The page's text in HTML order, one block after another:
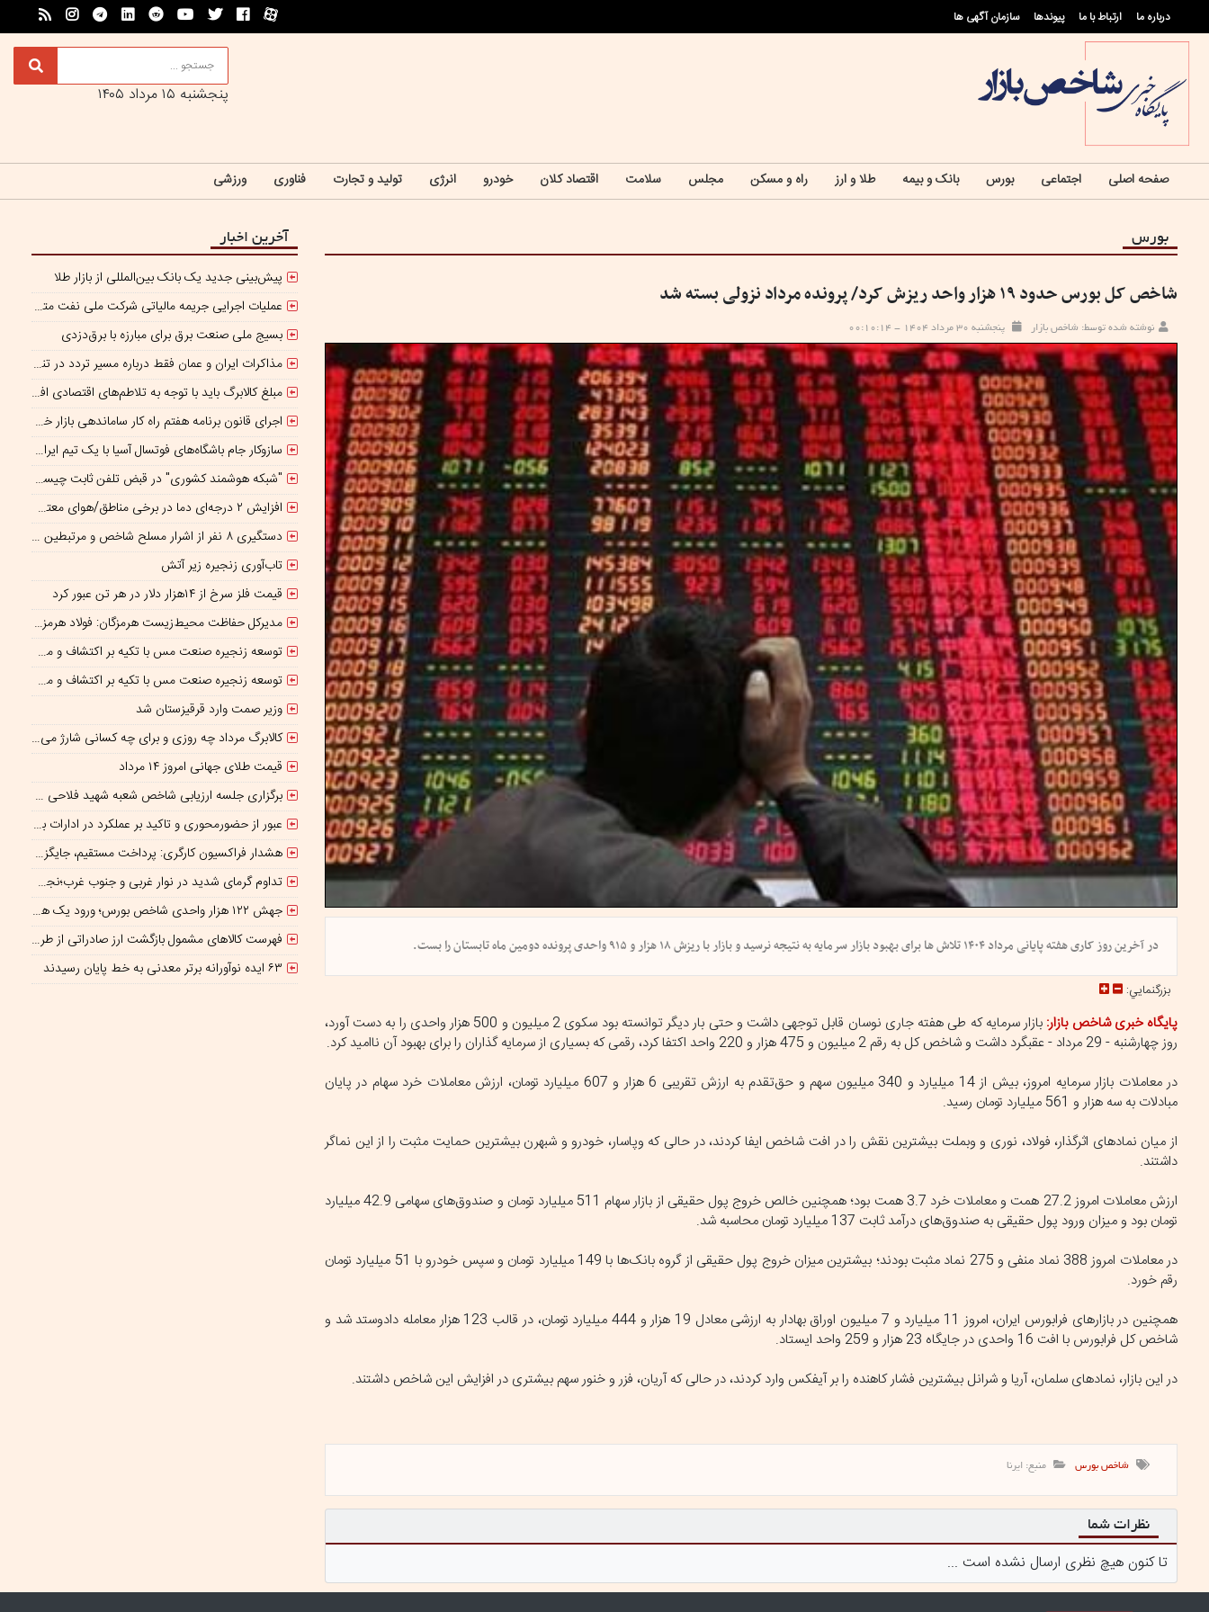
درباره ما ارتباط با ما پيوندها سازمان آگهی ها
پنجشنبه ۱۵ مرداد ۱۴۰۵
صفحه اصلی اجتماعی بورس بانک و بیمه طلا و ارز راه و مسکن مجلس سلامت اقتصاد کلان خودرو انرژی تولید و تجارت فناوری ورزشی
بورس
شاخص کل بورس حدود ۱۹ هزار واحد ریزش کرد/ پرونده مرداد نزولی بسته شد
نوشته شده توسط: شاخص بازار پنجشنبه ۳۰ مرداد ۱۴۰۴ - ۰۰:۱۰:۱۴
در آخرین روز کاری هفته پایانی مرداد ۱۴۰۴ تلاش ها برای بهبود بازار سرمایه به نتیجه نرسید و بازار با ریزش ۱۸ هزار و ۹۱۵ واحدی پرونده دومین ماه تابستان را بست.
بزرگنمايي:
پایگاه خبری شاخص بازار:
بازار سرمایه که طی هفته جاری نوسان قابل توجهی داشت و حتی بار دیگر توانسته بود سکوی 2 میلیون و 500 هزار واحدی را به دست آورد،
روز چهارشنبه - 29 مرداد - عقبگرد داشت و شاخص کل به رقم 2 میلیون و 475 هزار و 220 واحد اکتفا کرد، رقمی که بسیاری از سرمایه گذاران را برای بهبود آن ناامید کرد.
در معاملات بازار سرمایه امروز، بیش از 14 میلیارد و 340 میلیون سهم و حق‌تقدم به ارزش تقریبی 6 هزار و 607 میلیارد تومان، ارزش معاملات خرد سهام در پایان
مبادلات به سه هزار و 561 میلیارد تومان رسید.
از میان نمادهای اثرگذار، فولاد، نوری و وبملت بیشترین نقش را در افت شاخص ایفا کردند، در حالی که وپاسار، خودرو و شبهرن بیشترین حمایت مثبت را از این نماگر
داشتند.
ارزش معاملات امروز 27.2 همت و معاملات خرد 3.7 همت بود؛ همچنین خالص خروج پول حقیقی از بازار سهام 511 میلیارد تومان و صندوق‌های سهامی 42.9 میلیارد
تومان بود و میزان ورود پول حقیقی به صندوق‌های درآمد ثابت 137 میلیارد تومان محاسبه شد.
در معاملات امروز 388 نماد منفی و 275 نماد مثبت بودند؛ بیشترین میزان خروج پول حقیقی از گروه بانک‌ها با 149 میلیارد تومان و سپس خودرو با 51 میلیارد تومان
رقم خورد.
همچنین در بازارهای فرابورس ایران، امروز 11 میلیارد و 7 میلیون اوراق بهادار به ارزشی معادل 19 هزار و 444 میلیارد تومان، در قالب 123 هزار معامله دادوستد شد و
شاخص کل فرابورس با افت 16 واحدی در جایگاه 23 هزار و 259 واحد ایستاد.
در این بازار، نمادهای سلمان، آریا و شرانل بیشترین فشار کاهنده را بر آیفکس وارد کردند، در حالی که آریان، فزر و خنور سهم بیشتری در افزایش این شاخص داشتند.
شاخص بورس منبع: ایرنا
نظرات شما
تا کنون هیچ نظری ارسال نشده است ...
آخرین اخبار
پیش‌بینی جدید یک بانک بین‌المللی از بازار طلا
عملیات اجرایی جریمه مالیاتی شرکت ملی نفت متوقف شده است
بسیج ملی صنعت برق برای مبارزه با برق‌دزدی
مذاکرات ایران و عمان فقط درباره مسیر تردد در تنگه است/ امروز جایگاه بازدارندگی تنگه هرمز از بمب اتم هم بالاتر است
مبلغ کالابرگ باید با توجه به تلاطم‌های اقتصادی افزایش پیدا کند
اجرای قانون برنامه هفتم راه کار ساماندهی بازار خودرو است
سازوکار جام باشگاه‌های فوتسال آسیا با یک تیم ایرانی/پایان بازیکن قرضی؟
"شبکه هوشمند کشوری" در قبض تلفن ثابت چیست؟
افزایش ۲ درجه‌ای دما در برخی مناطق/هوای معتدل در نوار شمالی ایران
دستگیری ۸ نفر از اشرار مسلح شاخص و مرتبطین گروهک‌های تروریستی
تاب‌آوری زنجیره زیر آتش
قیمت فلز سرخ از ۱۴هزار دلار در هر تن عبور کرد
مدیرکل حفاظت محیط‌زیست هرمزگان: فولاد هرمزگان با اقتصاد چرخشی، نگاه تازه‌ای به توسعه صنعت فولاد ارائه کرده است
توسعه زنجیره صنعت مس با تکیه بر اکتشاف و مدل‌های نوین تأمین مالی شتاب می‌گیرد
توسعه زنجیره صنعت مس با تکیه بر اکتشاف و مدل‌های نوین تأمین مالی شتاب می‌گیرد
وزیر صمت وارد قرقیزستان شد
کالابرگ مرداد چه روزی و برای چه کسانی شارژ می‌شود؟ / افزایش اعتبار یک میلیونی منتفی است؟
قیمت طلای جهانی امروز ۱۴ مرداد
برگزاری جلسه ارزیابی شاخص شعبه شهید فلاحی مدیریت شعب شرق تهران
عبور از حضورمحوری و تاکید بر عملکرد در ادارات برای کاهش ناترازی انرژی
هشدار فراکسیون کارگری: پرداخت مستقیم، جایگزین حذف واسطه‌ها نیست
تداوم گرمای شدید در نوار غربی و جنوب غرب؛نجف و کربلا در آستانه ۵۰درجه
جهش ۱۲۲ هزار واحدی شاخص بورس؛ ورود یک همت پول حقیقی در آغاز معاملات
فهرست کالاهای مشمول بازگشت ارز صادراتی از طریق سامانه ارزی ابلاغ شد
۶۳ ایده نوآورانه برتر معدنی به خط پایان رسیدند